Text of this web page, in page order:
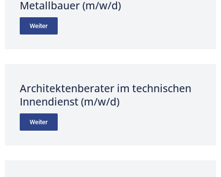
Metallbauer (m/w/d)
Weiter
Architektenberater im technischen
Innendienst (m/w/d)
Weiter